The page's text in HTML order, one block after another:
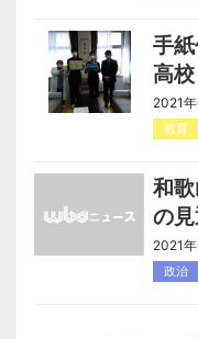
手
高
2021
教育
和
の
2021
政治